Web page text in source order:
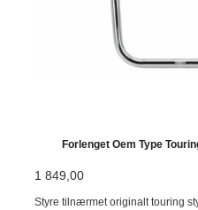
Forlenget Oem Type
1 849,00
Styre tilnærmet originalt touring